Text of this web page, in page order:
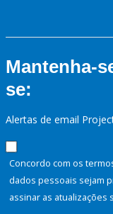
Mantenha-
se:
Alertas de email
Concordo com os
dados pessoais sejam
assinar as atualizações